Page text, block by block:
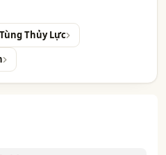
Thủy Lực